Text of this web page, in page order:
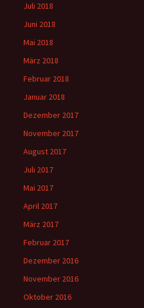
Juli 2018
Juni 2018
Mai 2018
März 2018
Februar 2018
Januar 2018
Dezember 2017
November 2017
August 2017
Juli 2017
Mai 2017
April 2017
März 2017
Februar 2017
Dezember 2016
November 2016
Oktober 2016